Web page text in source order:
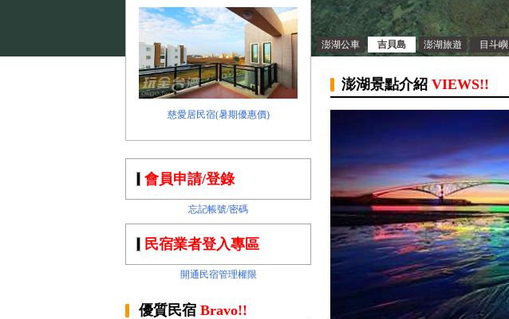
慈愛居民宿(暑期優惠價)
澎湖公車 吉貝島 澎湖旅遊 目斗嶼
會員申請/登錄
忘記帳號/密碼
民宿業者登入專區
開通民宿管理權限
優質民宿 Bravo!!
澎湖景點介紹 VIEWS!!